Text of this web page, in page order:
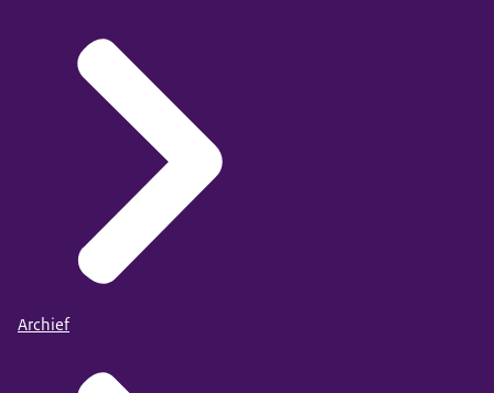
filters selecteren om uw zoekopdracht te verfijnen. Om
onderwijssytemen internationaal te vergelijken wordt
gebruikgemaakt van de
Archief